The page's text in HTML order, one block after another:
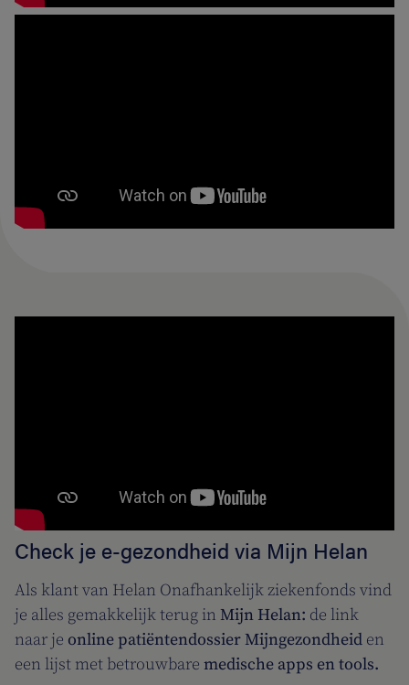
Check je e-gezondheid via Mijn Helan
Als klant van Helan Onafhankelijk ziekenfonds vind
je alles gemakkelijk terug in Mijn Helan: de link
naar je online patiëntendossier Mijngezondheid en
een lijst met betrouwbare medische apps en tools.